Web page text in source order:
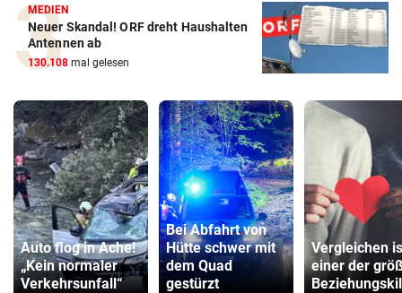
MEDIEN
Neuer Skandal! ORF dreht Haushalten
Antennen ab
130.108 mal gelesen
Auto flog in Ache!
„Kein normaler
Verkehrsunfall“
Bei Abfahrt von
Hütte schwer mit
dem Quad
gestürzt
Vergleichen
einer der